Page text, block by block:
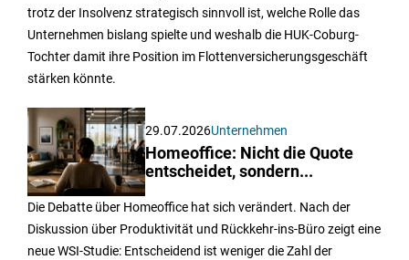
trotz der Insolvenz strategisch sinnvoll ist, welche Rolle das
Unternehmen bislang spielte und weshalb die HUK-Coburg-
Tochter damit ihre Position im Flottenversicherungsgeschäft
stärken könnte.
29.07.2026Unternehmen
Homeoffice: Nicht die Quote
entscheidet, sondern...
Die Debatte über Homeoffice hat sich verändert. Nach der
Diskussion über Produktivität und Rückkehr-ins-Büro zeigt eine
neue WSI-Studie: Entscheidend ist weniger die Zahl der